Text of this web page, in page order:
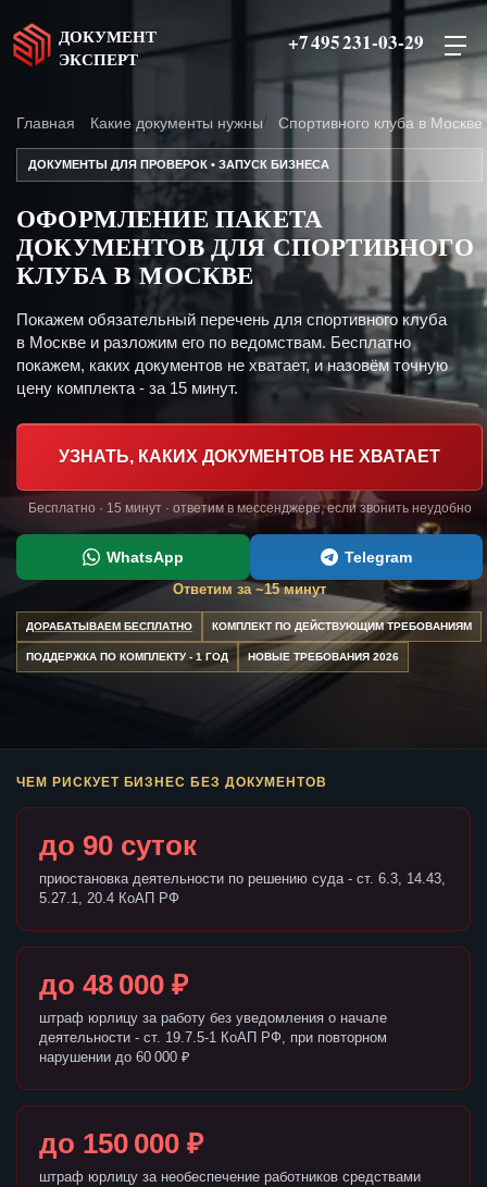
ДОКУМЕНТ
ЭКСПЕРТ
+7 495 231-03-29
Главная Какие документы нужны Спортивного клуба в Москве
ДОКУМЕНТЫ ДЛЯ ПРОВЕРОК • ЗАПУСК БИЗНЕСА
ОФОРМЛЕНИЕ ПАКЕТА
ДОКУМЕНТОВ ДЛЯ СПОРТИВНОГО
КЛУБА В МОСКВЕ
Покажем обязательный перечень для спортивного клуба
в Москве и разложим его по ведомствам. Бесплатно
покажем, каких документов не хватает, и назовём точную
цену комплекта - за 15 минут.
УЗНАТЬ, КАКИХ ДОКУМЕНТОВ НЕ ХВАТАЕТ
Бесплатно · 15 минут · ответим в мессенджере, если звонить неудобно
WhatsApp Telegram
Ответим за ~15 минут
ДОРАБАТЫВАЕМ БЕСПЛАТНО КОМПЛЕКТ ПО ДЕЙСТВУЮЩИМ ТРЕБОВАНИЯМ
ПОДДЕРЖКА ПО КОМПЛЕКТУ - 1 ГОД НОВЫЕ ТРЕБОВАНИЯ 2026
ЧЕМ РИСКУЕТ БИЗНЕС БЕЗ ДОКУМЕНТОВ
до 90 суток
приостановка деятельности по решению суда - ст. 6.3, 14.43,
5.27.1, 20.4 КоАП РФ
до 48 000 ₽
штраф юрлицу за работу без уведомления о начале
деятельности - ст. 19.7.5-1 КоАП РФ, при повторном
нарушении до 60 000 ₽
до 150 000 ₽
штраф юрлицу за необеспечение работников средствами